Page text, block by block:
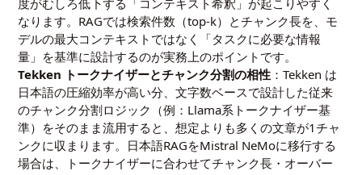
なります。RAGでは検索件数（top-k）とチャンク長を、モ
デルの最大コンテキストではなく「タスクに必要な情報
量」を基準に設計するのが実務上のポイントです。
Tekken トークナイザーとチャンク分割の相性 ：Tekken は
日本語の圧縮効率が高い分、文字数ベースで設計した従来
のチャンク分割ロジック（例：Llama系トークナイザー基
準）をそのまま流用すると、想定よりも多くの文章が1チャ
ンクに収まります。日本語RAGをMistral NeMoに移行する
場合は、トークナイザーに合わせてチャンク長・オーバー